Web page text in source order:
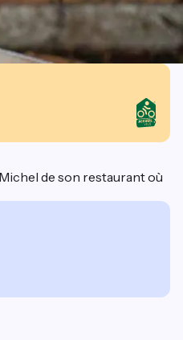
de son restaurant où